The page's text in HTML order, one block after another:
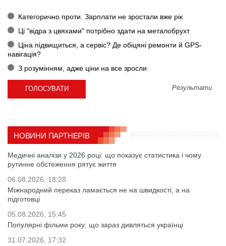
Категорично проти. Зарплати не зростали вже рік
Ці "відра з цвяхами" потрібно здати на металобрухт
Ціна підвищиться, а сервіс? Де обіцяні ремонти й GPS-
навігація?
З розумінням, адже ціни на все зросли
Результати
НОВИНИ ПАРТНЕРІВ
Медичні аналізи у 2026 році: що показує статистика і чому
рутинне обстеження рятує життя
06.08.2026, 18:28
Міжнародний переказ ламається не на швидкості, а на
підготовці
05.08.2026, 15:45
Популярні фільми року: що зараз дивляться українці
31.07.2026, 17:32